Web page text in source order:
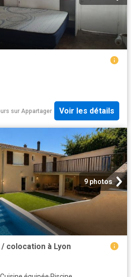
sur Appartager Voir les détails
9 photos
colocation à Lyon